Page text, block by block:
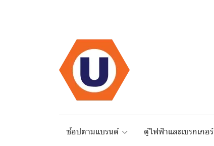
ช้อปตามแบรนด์ ตู้ไฟฟ้าและเบรกเกอร์